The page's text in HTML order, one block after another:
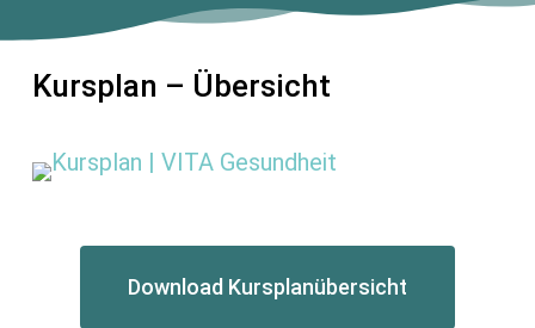
Kursplan – Übersicht
Download Kursplanübersicht